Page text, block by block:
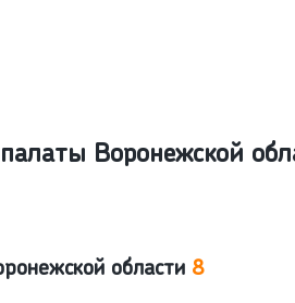
Воронежской
области 8